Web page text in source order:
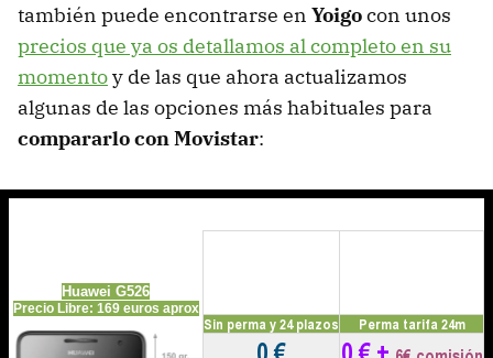
también puede encontrarse en Yoigocon unos
precios que ya os detallamos al completo en su
momentoy de las que ahora actualizamos
algunas de las opciones más habituales para
compararlo con Movistar: